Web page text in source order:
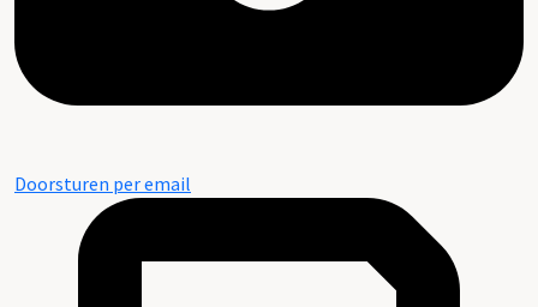
Doorsturen per email